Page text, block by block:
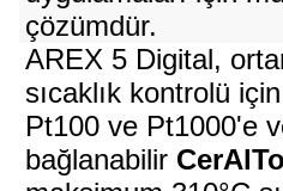
çözümdür.
AREX 5 Digital,
sıcaklık kontrolü
Pt100 ve Pt1000'e
bağlanabilir